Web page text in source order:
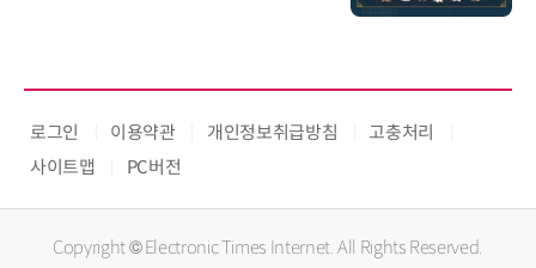
로그인 이용약관 개인정보취급방침
고충처리
사이트맵
PC버전
Copyright © Electronic Times Internet. All Rights Reserved.